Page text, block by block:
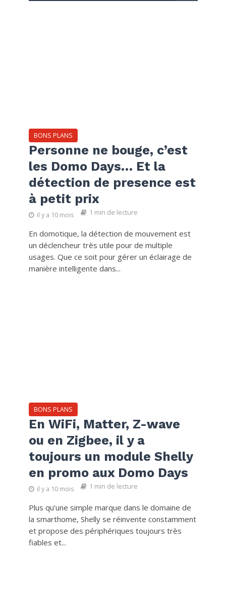
BONS PLANS
Personne ne bouge, c’est
les Domo Days… Et la
détection de presence est
à petit prix
il y a 10 mois 1 min de lecture
En domotique, la détection de mouvement est
un déclencheur très utile pour de multiple
usages. Que ce soit pour gérer un éclairage de
manière intelligente dans...
BONS PLANS
En WiFi, Matter, Z-wave
ou en Zigbee, il y a
toujours un module Shelly
en promo aux Domo Days
il y a 10 mois 1 min de lecture
Plus qu’une simple marque dans le domaine de
la smarthome, Shelly se réinvente constamment
et propose des périphériques toujours très
fiables et...